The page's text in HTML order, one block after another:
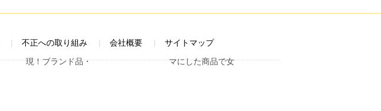
不正への取り組み 会社概要 サイトマップ